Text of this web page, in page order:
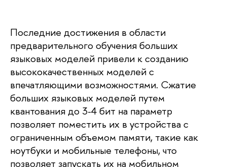
Последние достижения в области
предварительного обучения больших
языковых моделей привели к созданию
высококачественных моделей с
впечатляющими возможностями. Сжатие
больших языковых моделей путем
квантования до 3-4 бит на параметр
позволяет поместить их в устройства с
ограниченным объемом памяти, такие как
ноутбуки и мобильные телефоны, что
позволяет запускать их на мобильном